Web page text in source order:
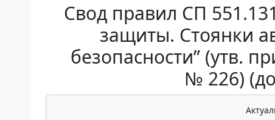
Свод правил СП
защиты. Стоянки
безопасности” (утв.
№ 226)